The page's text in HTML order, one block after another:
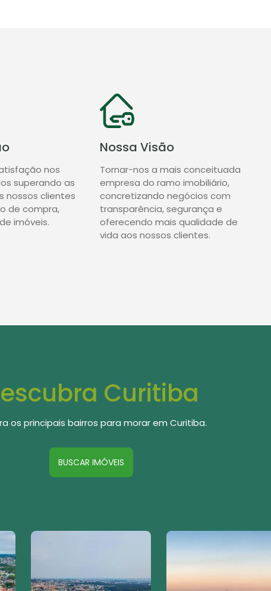
nos
superando as
nossos clientes
de compra,
imóveis.
Nossa Visão
Tornar-nos a mais conceituada
empresa do ramo imobiliário,
concretizando negócios com
transparência, segurança e
oferecendo mais qualidade de
vida aos nossos clientes.
Curitiba
os principais bairros para morar em Curitiba.
BUSCAR IMÓVEIS